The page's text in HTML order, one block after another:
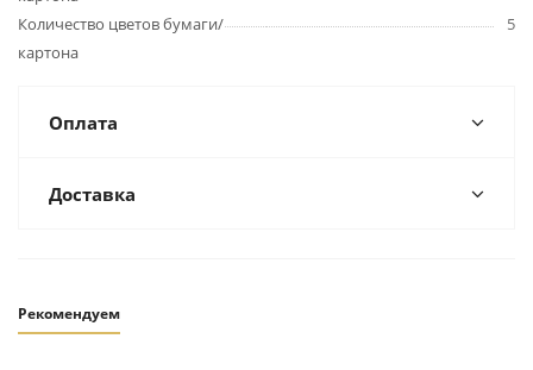
Количество цветов бумаги/
картона
5
Оплата
Доставка
Рекомендуем